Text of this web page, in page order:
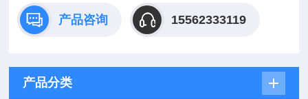
产品咨询 15562333119
产品分类